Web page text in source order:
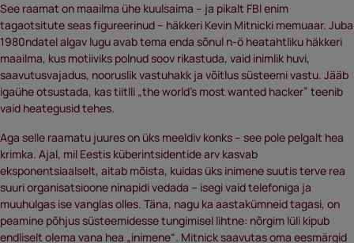
See raamat on maailma ühe kuulsaima – ja pikalt FBI enim
tagaotsitute seas figureerinud – häkkeri Kevin Mitnicki memuaar. Juba
1980ndatel algav lugu avab tema enda sõnul n-ö heatahtliku häkkeri
maailma, kus motiiviks polnud soov rikastuda, vaid inimlik huvi,
saavutusvajadus, nooruslik vastuhakk ja võitlus süsteemi vastu. Jääb
igaühe otsustada, kas tiitlli „the world’s most wanted hacker” teenib
vaid heategusid tehes.
Aga selle raamatu juures on üks meeldiv konks – see pole pelgalt hea
krimka. Ajal, mil Eestis küberintsidentide arv kasvab
eksponentsiaalselt, aitab mõista, kuidas üks inimene suutis terve rea
suuri organisatsioone ninapidi vedada – isegi vaid telefoniga ja
muuhulgas ise vanglas olles. Täna, nagu ka aastakümneid tagasi, on
peamine põhjus süsteemidesse tungimisel lihtne: nõrgim lüli kipub
endliselt olema vana hea „inimene“. Mitnick saavutas oma eesmärgid